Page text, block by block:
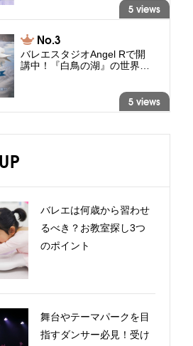
5 views
バレエスタジオAngel Rで開
講中！『白鳥の湖』の世界…
5 views
バレエは何歳から習わせ
るべき？お教室探し3つ
のポイント
舞台やテーマパークを目
指すダンサー必見！受け